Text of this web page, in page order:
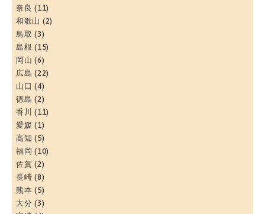
奈良 (11)
和歌山 (2)
鳥取 (3)
島根 (15)
岡山 (6)
広島 (22)
山口 (4)
徳島 (2)
香川 (11)
愛媛 (1)
高知 (5)
福岡 (10)
佐賀 (2)
長崎 (8)
熊本 (5)
大分 (3)